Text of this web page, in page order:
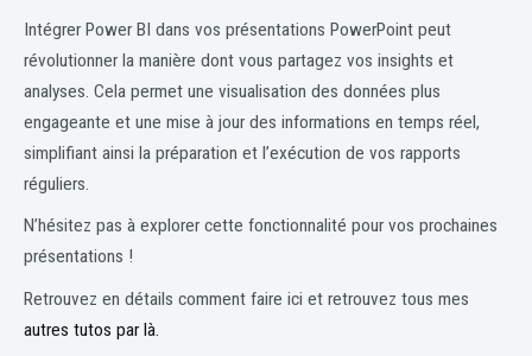
Intégrer Power BI dans vos présentations PowerPoint peut
révolutionner la manière dont vous partagez vos insights et
analyses. Cela permet une visualisation des données plus
engageante et une mise à jour des informations en temps réel,
simplifiant ainsi la préparation et l’exécution de vos rapports
réguliers.
N’hésitez pas à explorer cette fonctionnalité pour vos prochaines
présentations !
Retrouvez en détails comment faire ici et retrouvez tous mes
autres tutos par là.